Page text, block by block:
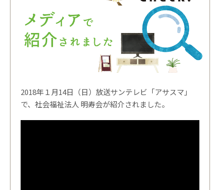
2018年１月14日（日）放送サンテレビ「アサスマ」
で、社会福祉法人 明寿会が紹介されました。